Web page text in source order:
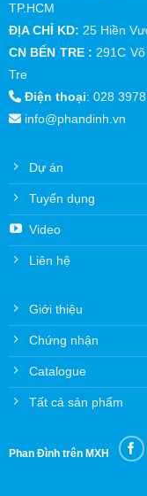
TP.HCM
ĐỊA CHỈ KD: 25 Hiền
CN BẾN TRE : 291C
Tre
Điện thoại: 028
info@phandinh.vn
Dự án
Tuyển dụng
Video
Liên hệ
Giới thiệu
Chứng nhận
Catalogue
Tất cả sản phẩm
Phan Đình trên MXH